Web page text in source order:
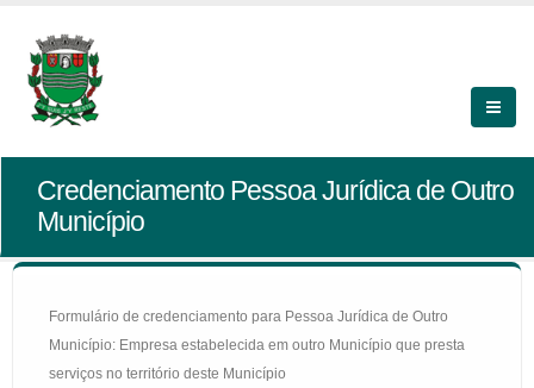
Credenciamento Pessoa Jurídica de Outro
Município
Formulário de credenciamento para Pessoa Jurídica de Outro
Município: Empresa estabelecida em outro Município que presta
serviços no território deste Município